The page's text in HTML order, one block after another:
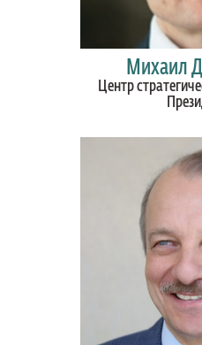
Михаил
Центр